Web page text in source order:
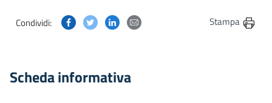
Condividi: Condividi questa pagina su Facebook
Condividi questa pagina su Twitter
Condividi questa pagina su Linkedin
Condividi questa pagina via
Stampa
Scheda informativa